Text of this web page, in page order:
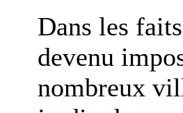
Dans les
devenu
nombreux